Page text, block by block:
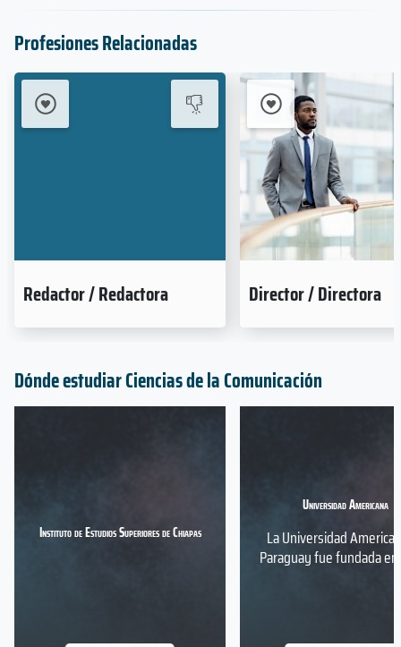
Profesiones Relacionadas
Redactor / Redactora Director / Directora
Dónde estudiar Ciencias de la Comunicación
Instituto de Estudios Superiores de Chiapas
Universidad Americana
La Universidad
Paraguay fue fundada en